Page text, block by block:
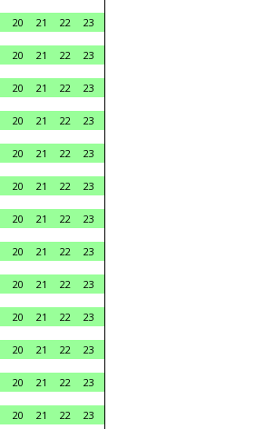
20 21 22
23
20 21 22
23
20 21 22
23
20 21 22
23
20 21 22
23
20 21 22
23
20 21 22
23
20 21 22
23
20 21 22
23
20 21 22
23
20 21 22
23
20 21 22
23
20 21 22
23